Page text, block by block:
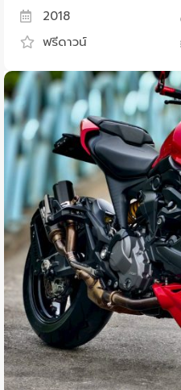
2018
ฟรีดาวน์